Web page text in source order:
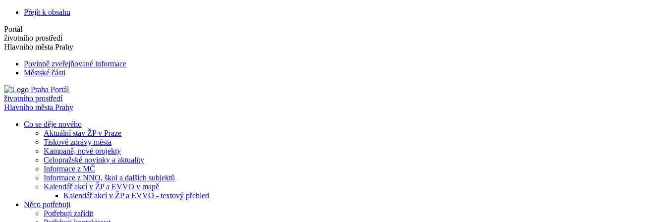
Přejít k obsahu
Portál
životního prostředí
Hlavního města Prahy
Povinně zveřejňované informace
Městské části
Portál
životního prostředí
Hlavního města Prahy
Co se děje nového
Aktuální stav ŽP v Praze
Tiskové zprávy města
Kampaně, nové projekty
Celopražské novinky a aktuality
Informace z MČ
Informace z NNO, škol a dalších subjektů
Kalendář akcí v ŽP a EVVO v mapě
Kalendář akcí v ŽP a EVVO - textový přehled
Něco potřebuji
Potřebuji zařídit